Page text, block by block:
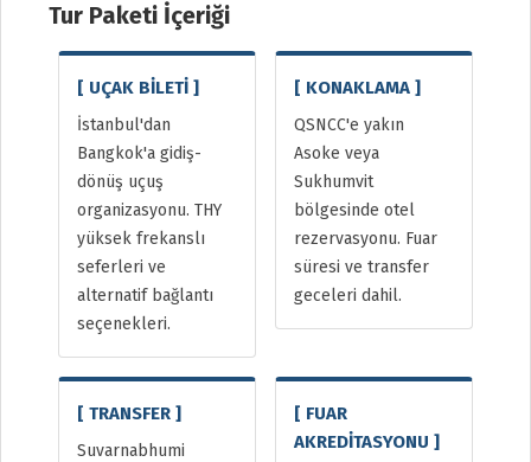
Tur Paketi İçeriği
[ UÇAK BİLETİ ]
İstanbul'dan
Bangkok'a gidiş-
dönüş uçuş
organizasyonu. THY
yüksek frekanslı
seferleri ve
alternatif bağlantı
seçenekleri.
[ KONAKLAMA ]
QSNCC'e yakın
Asoke veya
Sukhumvit
bölgesinde otel
rezervasyonu. Fuar
süresi ve transfer
geceleri dahil.
[ TRANSFER ]
Suvarnabhumi
[ FUAR
AKREDİTASYONU ]